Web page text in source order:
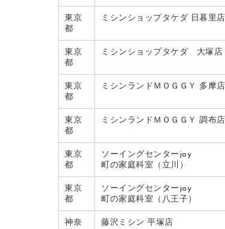
東京
都
ミシンショップタケダ 日暮里店
東京
都
ミシンショップタケダ 大塚店
東京
都
ミシンランドＭＯＧＧＹ 多摩店
東京
都
ミシンランドＭＯＧＧＹ 調布店
東京
都
ソーイングセンターjoy
町の家庭科室（立川）
東京
都
ソーイングセンターjoy
町の家庭科室（八王子）
神奈
藤沢ミシン 平塚店